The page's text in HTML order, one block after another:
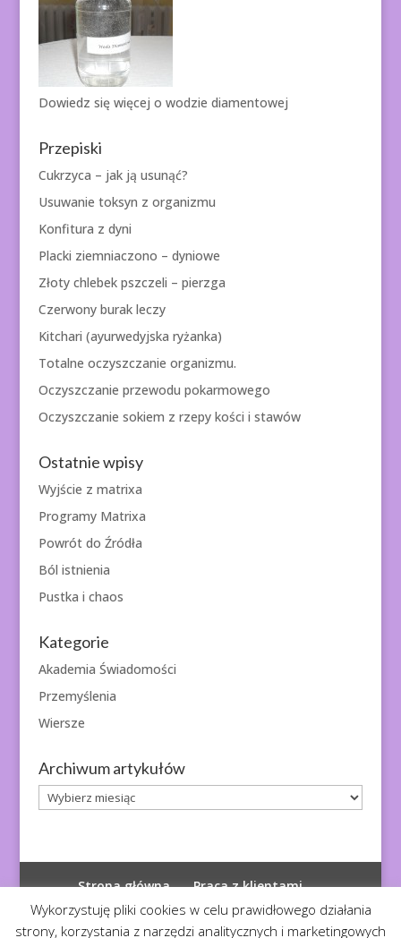
Dowiedz się więcej o wodzie diamentowej
Przepiski
Cukrzyca – jak ją usunąć?
Usuwanie toksyn z organizmu
Konfitura z dyni
Placki ziemniaczono – dyniowe
Złoty chlebek pszczeli – pierzga
Czerwony burak leczy
Kitchari (ayurwedyjska ryżanka)
Totalne oczyszczanie organizmu.
Oczyszczanie przewodu pokarmowego
Oczyszczanie sokiem z rzepy kości i stawów
Ostatnie wpisy
Wyjście z matrixa
Programy Matrixa
Powrót do Źródła
Ból istnienia
Pustka i chaos
Kategorie
Akademia Świadomości
Przemyślenia
Wiersze
Archiwum artykułów
Archiwum
artykułów
Strona główna
Praca z klientami
Polityka prywatności
Wykorzystuję pliki cookies w celu prawidłowego działania
strony, korzystania z narzędzi analitycznych i marketingowych